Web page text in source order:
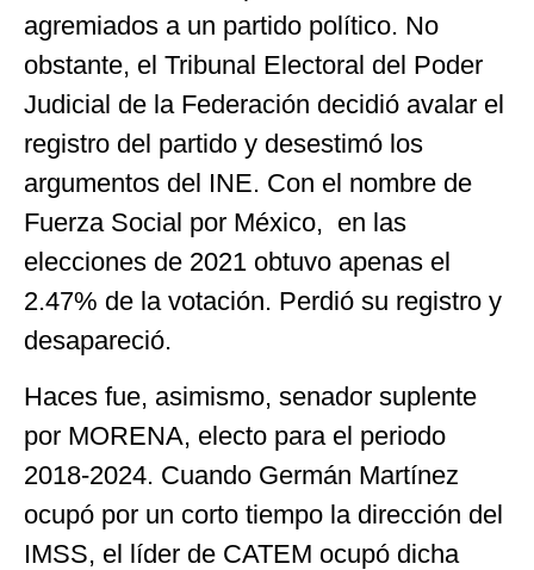
agremiados a un partido político. No
obstante, el Tribunal Electoral del Poder
Judicial de la Federación decidió avalar el
registro del partido y desestimó los
argumentos del INE. Con el nombre de
Fuerza Social por México, en las
elecciones de 2021 obtuvo apenas el
2.47% de la votación. Perdió su registro y
desapareció.
Haces fue, asimismo, senador suplente
por MORENA, electo para el periodo
2018-2024. Cuando Germán Martínez
ocupó por un corto tiempo la dirección del
IMSS, el líder de CATEM ocupó dicha